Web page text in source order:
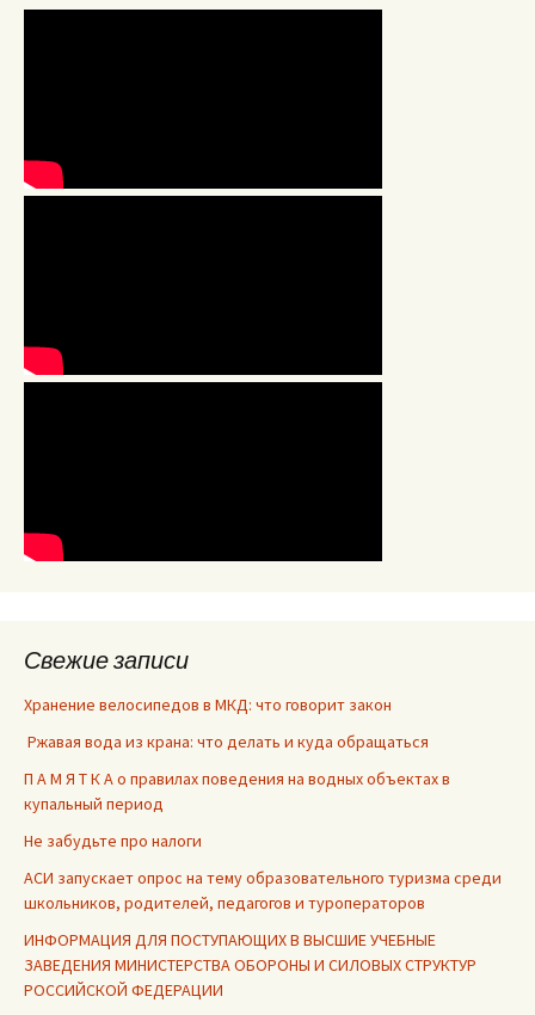
Свежие записи
Хранение велосипедов в МКД: что говорит закон
Ржавая вода из крана: что делать и куда обращаться
П А М Я Т К А о правилах поведения на водных объектах в
купальный период
Не забудьте про налоги
АСИ запускает опрос на тему образовательного туризма среди
школьников, родителей, педагогов и туроператоров
ИНФОРМАЦИЯ ДЛЯ ПОСТУПАЮЩИХ В ВЫСШИЕ УЧЕБНЫЕ
ЗАВЕДЕНИЯ МИНИСТЕРСТВА ОБОРОНЫ И СИЛОВЫХ СТРУКТУР
РОССИЙСКОЙ ФЕДЕРАЦИИ